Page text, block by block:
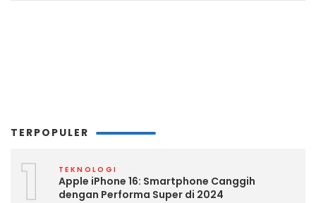
TERPOPULER
1 TEKNOLOGI
Apple iPhone 16: Smartphone Canggih
dengan Performa Super di 2024